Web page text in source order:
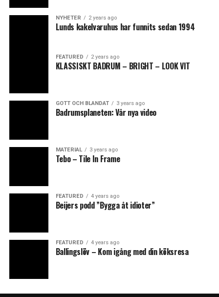
NYHETER 2 years ago
Lunds kakelvaruhus har funnits sedan 1994
FEATURED 2 years ago
KLASSISKT BADRUM – BRIGHT – LOOK VIT
GOTT OCH BLANDAT 3 years ago
Badrumsplaneten: Vår nya video
MATERIAL 3 years ago
Tebo – Tile In Frame
FEATURED 4 years ago
Beijers podd ”Bygga åt idioter”
FEATURED 4 years ago
Ballingslöv – Kom igång med din köksresa